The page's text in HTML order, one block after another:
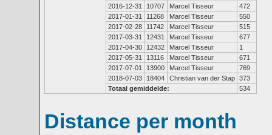
2016-12-31
10707 Marcel Tisseur
472
2017-01-31
11268 Marcel Tisseur
550
2017-02-28
11742 Marcel Tisseur
515
2017-03-31
12431 Marcel Tisseur
677
2017-04-30
12432 Marcel Tisseur
1
2017-05-31
13116 Marcel Tisseur
671
2017-07-01
13900 Marcel Tisseur
769
2018-07-03
18404 Christian van der Stap 373
Totaal gemiddelde:
534
Distance per month